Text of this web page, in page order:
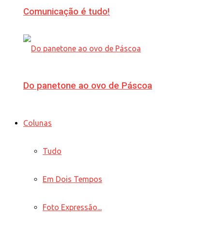
Comunicação é tudo!
Do panetone ao ovo de Páscoa
Colunas
Tudo
Em Dois Tempos
Foto Expressão...